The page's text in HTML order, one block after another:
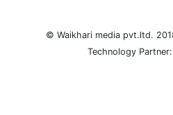
© Waikhari media pvt.ltd.
Technology Partner: